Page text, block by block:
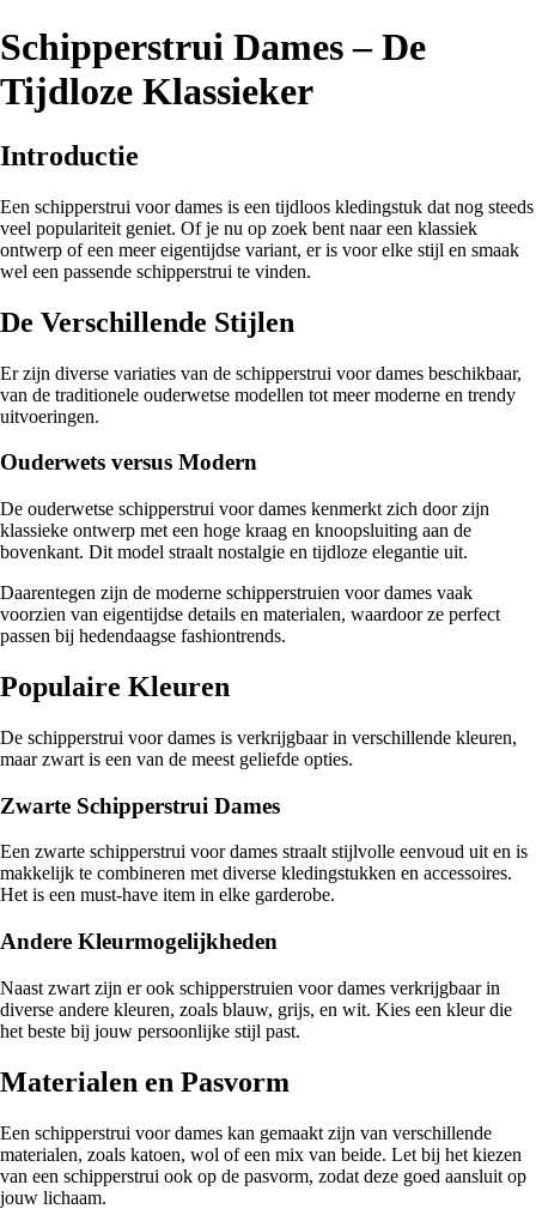
Schipperstrui Dames – De
Tijdloze Klassieker
Introductie
Een schipperstrui voor dames is een tijdloos kledingstuk dat nog steeds
veel populariteit geniet. Of je nu op zoek bent naar een klassiek
ontwerp of een meer eigentijdse variant, er is voor elke stijl en smaak
wel een passende schipperstrui te vinden.
De Verschillende Stijlen
Er zijn diverse variaties van de schipperstrui voor dames beschikbaar,
van de traditionele ouderwetse modellen tot meer moderne en trendy
uitvoeringen.
Ouderwets versus Modern
De ouderwetse schipperstrui voor dames kenmerkt zich door zijn
klassieke ontwerp met een hoge kraag en knoopsluiting aan de
bovenkant. Dit model straalt nostalgie en tijdloze elegantie uit.
Daarentegen zijn de moderne schipperstruien voor dames vaak
voorzien van eigentijdse details en materialen, waardoor ze perfect
passen bij hedendaagse fashiontrends.
Populaire Kleuren
De schipperstrui voor dames is verkrijgbaar in verschillende kleuren,
maar zwart is een van de meest geliefde opties.
Zwarte Schipperstrui Dames
Een zwarte schipperstrui voor dames straalt stijlvolle eenvoud uit en is
makkelijk te combineren met diverse kledingstukken en accessoires.
Het is een must-have item in elke garderobe.
Andere Kleurmogelijkheden
Naast zwart zijn er ook schipperstruien voor dames verkrijgbaar in
diverse andere kleuren, zoals blauw, grijs, en wit. Kies een kleur die
het beste bij jouw persoonlijke stijl past.
Materialen en Pasvorm
Een schipperstrui voor dames kan gemaakt zijn van verschillende
materialen, zoals katoen, wol of een mix van beide. Let bij het kiezen
van een schipperstrui ook op de pasvorm, zodat deze goed aansluit op
jouw lichaam.